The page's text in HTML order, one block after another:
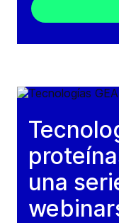
una